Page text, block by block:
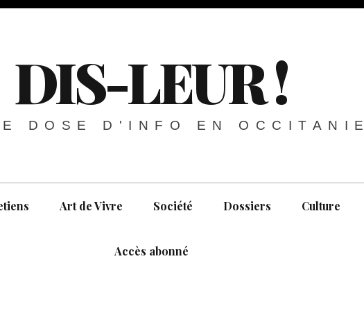
DIS-LEUR !
DOSE D'INFO EN OCCITANIE
Art de Vivre Société Dossiers Culture
Accès abonné